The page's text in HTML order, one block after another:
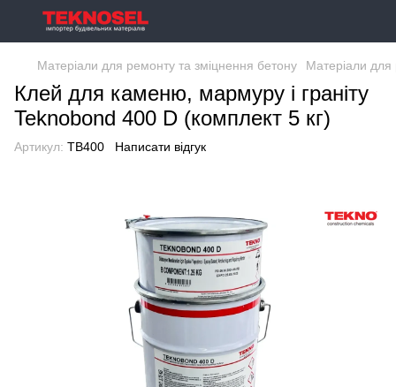
Матеріали для ремонту та зміцнення бетону Матеріали
Клей для каменю, мармуру і граніту
Teknobond 400 D (комплект 5 кг)
Артикул: TB400 Написати відгук